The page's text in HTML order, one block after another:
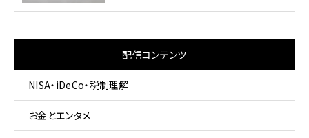
配信コンテンツ
NISA・iDeCo・税制理解
お金とエンタメ